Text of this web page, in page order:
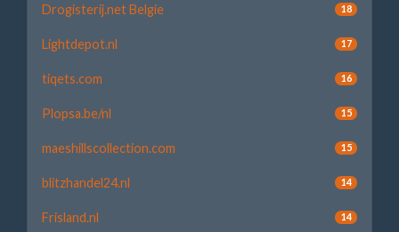
Drogisterij.net Belgie 18
Lightdepot.nl 17
tiqets.com 16
Plopsa.be/nl 15
maeshillscollection.com 15
blitzhandel24.nl 14
Frisland.nl 14